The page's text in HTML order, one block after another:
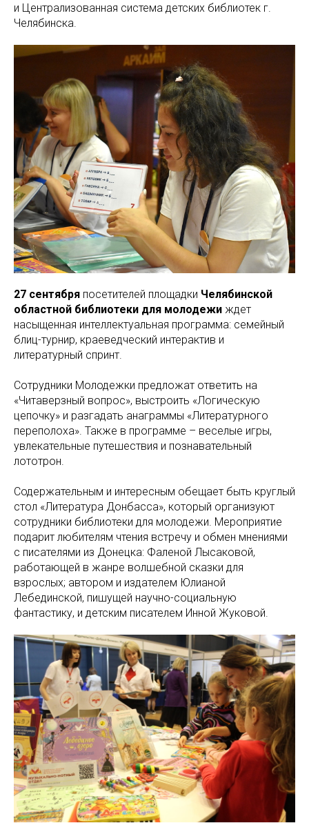
и Централизованная система детских библиотек г.
Челябинска.
27 сентября посетителей площадки Челябинской
областной библиотеки для молодежи ждет
насыщенная интеллектуальная программа: семейный
блиц-турнир, краеведческий интерактив и
литературный спринт.
Сотрудники Молодежки предложат ответить на
«Читаверзный вопрос», выстроить «Логическую
цепочку» и разгадать анаграммы «Литературного
переполоха». Также в программе – веселые игры,
увлекательные путешествия и познавательный
лототрон.
Содержательным и интересным обещает быть круглый
стол «Литература Донбасса», который организуют
сотрудники библиотеки для молодежи. Мероприятие
подарит любителям чтения встречу и обмен мнениями
с писателями из Донецка: Фаленой Лысаковой,
работающей в жанре волшебной сказки для
взрослых; автором и издателем Юлианой
Лебединской, пишущей научно-социальную
фантастику, и детским писателем Инной Жуковой.